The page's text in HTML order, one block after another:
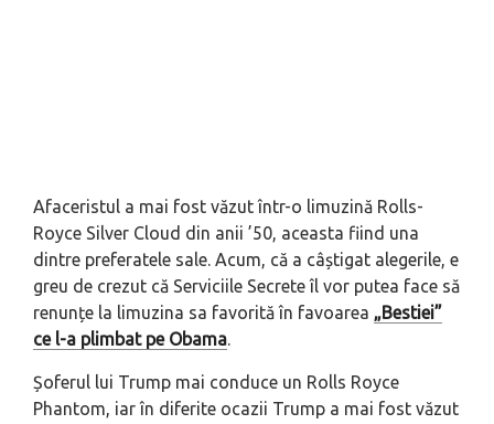
Afaceristul a mai fost văzut într-o limuzină Rolls-
Royce Silver Cloud din anii ’50, aceasta fiind una
dintre preferatele sale. Acum, că a câștigat alegerile, e
greu de crezut că Serviciile Secrete îl vor putea face să
renunțe la limuzina sa favorită în favoarea „Bestiei”
ce l-a plimbat pe Obama.
Șoferul lui Trump mai conduce un Rolls Royce
Phantom, iar în diferite ocazii Trump a mai fost văzut